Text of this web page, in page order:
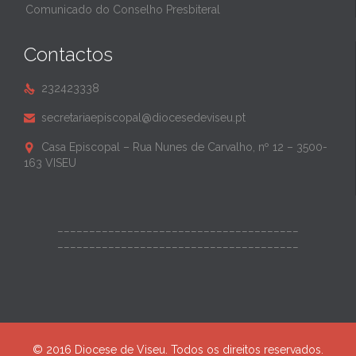
Comunicado do Conselho Presbiteral
Contactos
 232423338
 secretariaepiscopal@diocesedeviseu.pt

Casa Episcopal – Rua Nunes de Carvalho, nº 12 – 3500-
163 VISEU
© 2016 Diocese de Viseu. Todos os direitos reservados.